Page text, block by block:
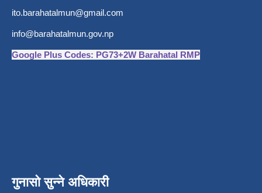
ito.barahatalmun@gmail.com
info@barahatalmun.gov.np
Google Plus Codes: PG73+2W Barahatal RMP
गुनासो सुन्ने अधिकारी